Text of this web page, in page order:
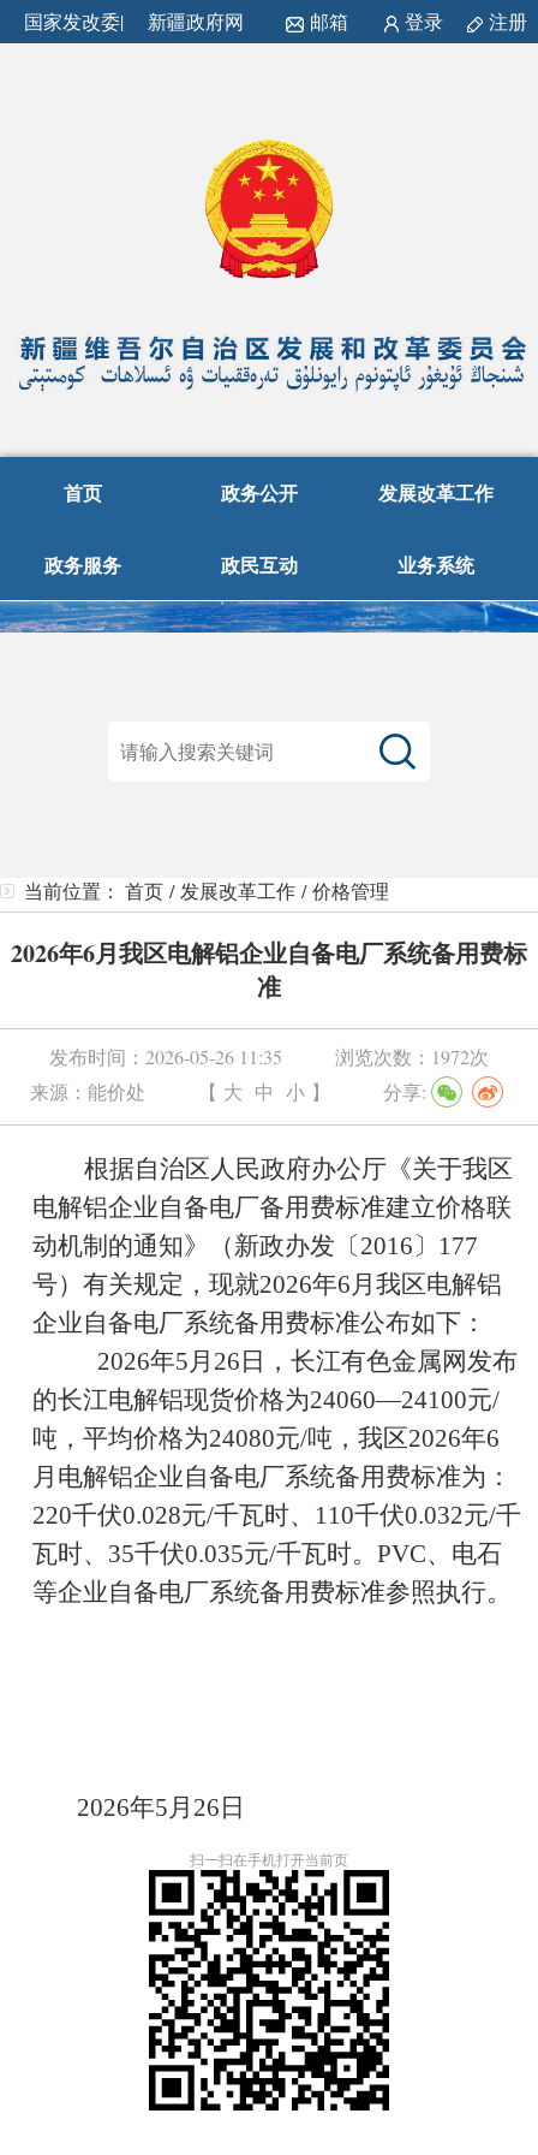
国家发改委| 新疆政府网 邮箱 登录 注册
首页 政务公开 发展改革工作
政务服务 政民互动 业务系统
当前位置： 首页 / 发展改革工作 /价格管理
2026年6月我区电解铝企业自备电厂系统备用费标
准
发布时间： 2026-05-26 11:35 浏览次数： 1972次
来源： 能价处 【 大 中 小 】 分享:
根据自治区人民政府办公厅《关于我区
电解铝企业自备电厂备用费标准建立价格联
动机制的通知》（新政办发〔2016〕 177
号）有关规定，现就2026年6 月我区电解铝
企业自备电厂系统备用费标准公布如下：
2026年5 月 26 日，长江有色金属网发布
的长江电解铝现货价格为24060—24100元/
吨，平均价格为24080元/吨，我区2026年6
月 电解铝企业自备电厂系统备用费标准为：
220千伏0.028元/千瓦时、 110千伏0.032元/千
瓦时、 35千伏0.035元/千瓦时。PVC、电石
等企业自备电厂系统备用费标准参照执行。
2026年5 月 26 日
扫一扫在手机打开当前页